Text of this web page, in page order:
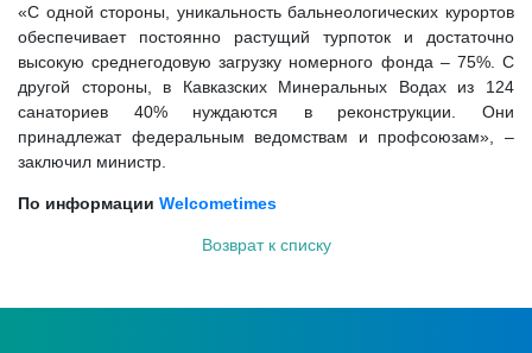
«С одной стороны, уникальность бальнеологических курортов
обеспечивает постоянно растущий турпоток и достаточно
высокую среднегодовую загрузку номерного фонда – 75%. С
другой стороны, в Кавказских Минеральных Водах из 124
санаториев 40% нуждаются в реконструкции. Они
принадлежат федеральным ведомствам и профсоюзам», –
заключил министр.
По информации Welcometimes
Возврат к списку